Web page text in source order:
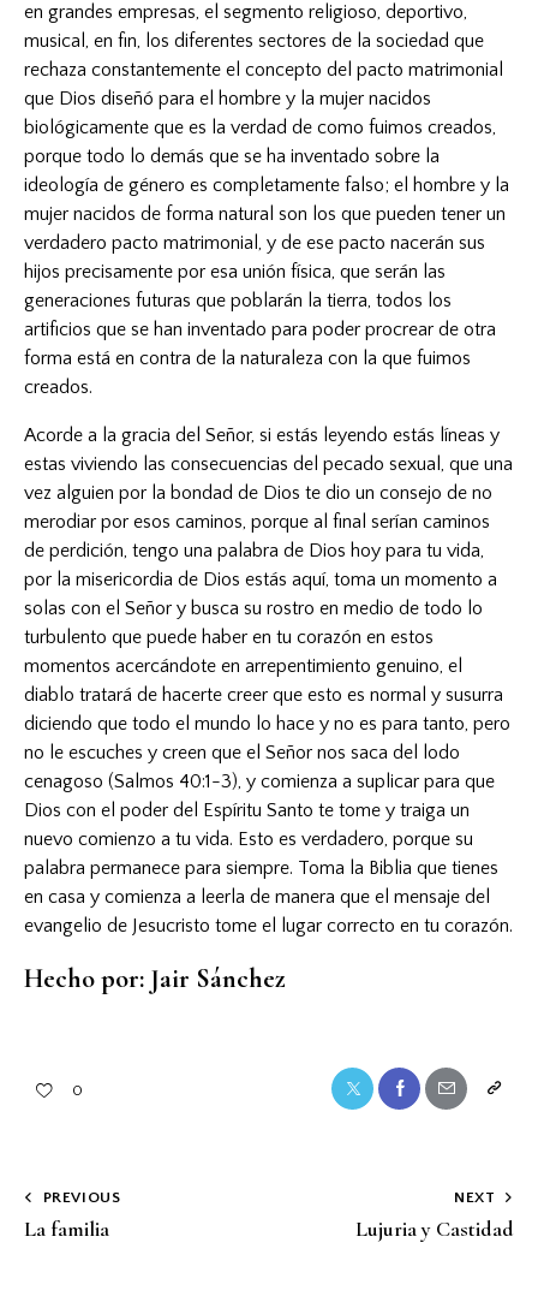
en grandes empresas, el segmento religioso, deportivo,
musical, en fin, los diferentes sectores de la sociedad que
rechaza constantemente el concepto del pacto matrimonial
que Dios diseñó para el hombre y la mujer nacidos
biológicamente que es la verdad de como fuimos creados,
porque todo lo demás que se ha inventado sobre la
ideología de género es completamente falso; el hombre y la
mujer nacidos de forma natural son los que pueden tener un
verdadero pacto matrimonial, y de ese pacto nacerán sus
hijos precisamente por esa unión física, que serán las
generaciones futuras que poblarán la tierra, todos los
artificios que se han inventado para poder procrear de otra
forma está en contra de la naturaleza con la que fuimos
creados.
Acorde a la gracia del Señor, si estás leyendo estás líneas y
estas viviendo las consecuencias del pecado sexual, que una
vez alguien por la bondad de Dios te dio un consejo de no
merodiar por esos caminos, porque al final serían caminos
de perdición, tengo una palabra de Dios hoy para tu vida,
por la misericordia de Dios estás aquí, toma un momento a
solas con el Señor y busca su rostro en medio de todo lo
turbulento que puede haber en tu corazón en estos
momentos acercándote en arrepentimiento genuino, el
diablo tratará de hacerte creer que esto es normal y susurra
diciendo que todo el mundo lo hace y no es para tanto, pero
no le escuches y creen que el Señor nos saca del lodo
cenagoso (Salmos 40:1-3), y comienza a suplicar para que
Dios con el poder del Espíritu Santo te tome y traiga un
nuevo comienzo a tu vida. Esto es verdadero, porque su
palabra permanece para siempre. Toma la Biblia que tienes
en casa y comienza a leerla de manera que el mensaje del
evangelio de Jesucristo tome el lugar correcto en tu corazón.
Hecho por: Jair Sánchez
0
PREVIOUS
La familia
NEXT
Lujuria y Castidad